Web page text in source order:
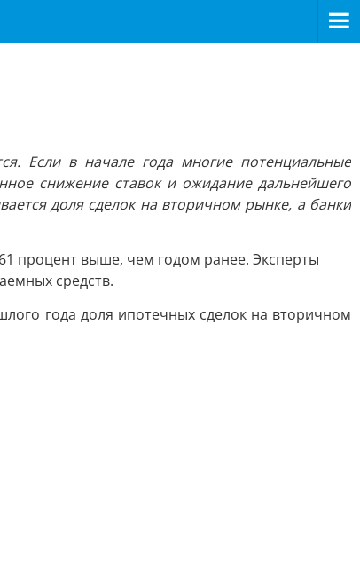
Если в начале года многие потенциальные
снижение ставок и ожидание дальнейшего
доля сделок на вторичном рынке, а банки
процент выше, чем годом ранее. Эксперты
средств.
года доля ипотечных сделок на вторичном